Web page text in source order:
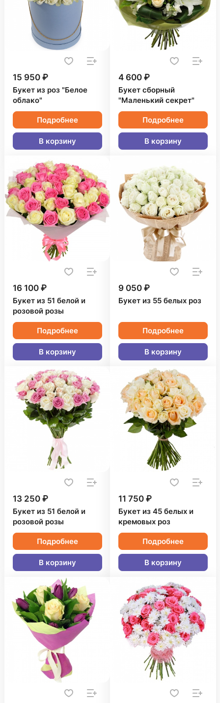
15 950 ₽
Букет из роз "Белое
облако"
Подробнее
В корзину
4 600 ₽
Букет сборный
"Маленький секрет"
Подробнее
В корзину
16 100 ₽
Букет из 51 белой и
розовой розы
Подробнее
В корзину
9 050 ₽
Букет из 55 белых роз
Подробнее
В корзину
13 250 ₽
Букет из 51 белой и
розовой розы
Подробнее
В корзину
11 750 ₽
Букет из 45 белых и
кремовых роз
Подробнее
В корзину